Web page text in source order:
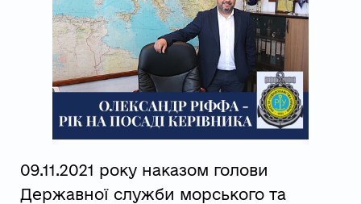
09.11.2021 року наказом голови
Державної служби морського та